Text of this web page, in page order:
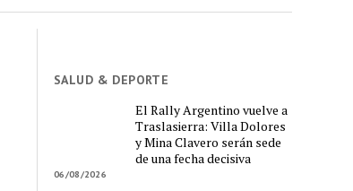
SALUD & DEPORTE
El Rally Argentino vuelve a
Traslasierra: Villa Dolores
y Mina Clavero serán sede
de una fecha decisiva
06/08/2026